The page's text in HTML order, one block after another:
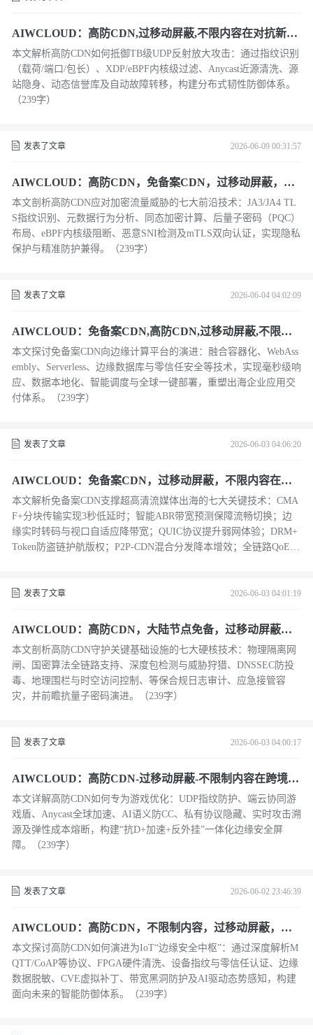
AIWCLOUD：高防CDN,过移动屏蔽,不限内容在对抗新型
反射放大攻击下
本文解析高防CDN如何抵御TB级UDP反射放大攻击：通过指纹识别
（载荷/端口/包长）、XDP/eBPF内核级过滤、Anycast近源清洗、源
站隐身、动态信誉库及自动故障转移，构建分布式韧性防御体系。
（239字）
发表了文章 2026-06-09 00:31:57
AIWCLOUD：高防CDN，免备案CDN，过移动屏蔽，不
限内容在对抗加密流量威胁下
本文剖析高防CDN应对加密流量威胁的七大前沿技术：JA3/JA4 TL
S指纹识别、元数据行为分析、同态加密计算、后量子密码（PQC）
布局、eBPF内核级阻断、恶意SNI检测及mTLS双向认证，实现隐私
保护与精准防护兼得。（239字）
发表了文章 2026-06-04 04:02:09
AIWCLOUD：免备案CDN,高防CDN,过移动屏蔽,不限内
容在边缘容器化下
本文探讨免备案CDN向边缘计算平台的演进：融合容器化、WebAss
embly、Serverless、边缘数据库与零信任安全等技术，实现毫秒级响
应、数据本地化、智能调度与全球一键部署，重塑出海企业应用交
付体系。（239字）
发表了文章 2026-06-03 04:06:20
AIWCLOUD：免备案CDN，过移动屏蔽，不限内容在跨
境流媒体中
本文解析免备案CDN支撑超高清流媒体出海的七大关键技术：CMA
F+分块传输实现3秒低延时；智能ABR带宽预测保障流畅切换；边
缘实时转码与视口自适应降带宽；QUIC协议提升弱网体验；DRM+
Token防盗链护航版权；P2P-CDN混合分发降本增效；全链路QoE监
发表了文章 2026-06-03 04:01:19
AIWCLOUD：高防CDN，大陆节点免备，过移动屏蔽在
政务云与关基防护中的主权级安全架构
本文剖析高防CDN守护关键基础设施的七大硬核技术：物理隔离网
闸、国密算法全链路支持、深度包检测与威胁狩猎、DNSSEC防投
毒、地理围栏与时空访问控制、等保合规日志审计、应急接管容
灾，并前瞻抗量子密码演进。（239字）
发表了文章 2026-06-03 04:00:17
AIWCLOUD：高防CDN-过移动屏蔽-不限制内容在跨境游
戏加速与全球同服架构中的抗D实战
本文详解高防CDN如何专为游戏优化：UDP指纹防护、端云协同游
戏盾、Anycast全球加速、AI语义防CC、私有协议隐藏、实时攻击溯
源及弹性成本熔断，构建“抗D+加速+反外挂”一体化边缘安全屏
障。（239字）
发表了文章 2026-06-02 23:46:39
AIWCLOUD：高防CDN，不限制内容，过移动屏蔽，在I
oT安全与边缘异构计算中的防御新范式
本文探讨高防CDN如何演进为IoT“边缘安全中枢”：通过深度解析M
QTT/CoAP等协议、FPGA硬件清洗、设备指纹与零信任认证、边缘
数据脱敏、CVE虚拟补丁、带宽黑洞防护及AI驱动态势感知，构建
面向未来的智能防御体系。（239字）